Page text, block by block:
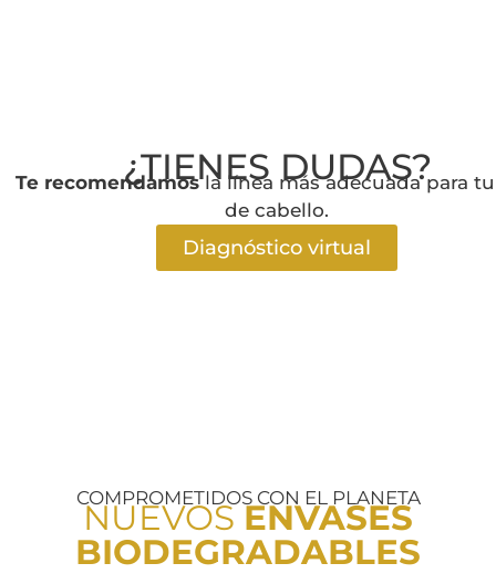
¿TIENES DUDAS?
Te recomendamosla línea más adecuada para
de cabello.
Diagnóstico virtual
COMPROMETIDOS CON EL PLANETA
NUEVOSENVASES
BIODEGRADABLES